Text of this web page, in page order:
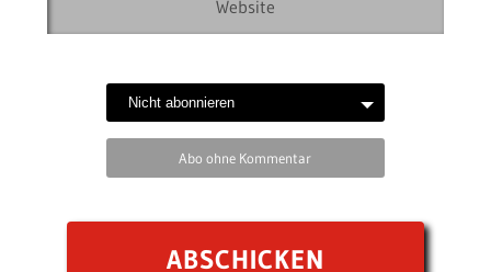
Abo ohne Kommentar